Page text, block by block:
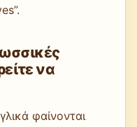
να
φαίνονται